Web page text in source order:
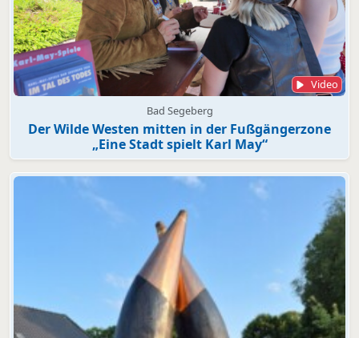
Video
Bad Segeberg
Der Wilde Westen mitten in der Fußgängerzone
„Eine Stadt spielt Karl May“